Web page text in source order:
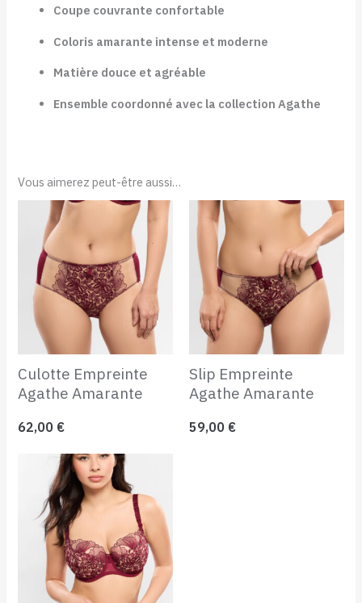
Coupe couvrante confortable
Coloris amarante intense et moderne
Matière douce et agréable
Ensemble coordonné avec la collection Agathe
Vous aimerez peut-être aussi…
Culotte Empreinte
Agathe Amarante
62,00 €
Slip Empreinte
Agathe Amarante
59,00 €